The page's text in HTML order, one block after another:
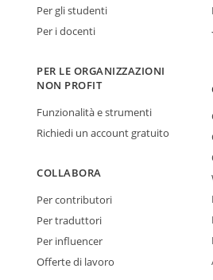
Per gli studenti
Per i docenti
PER LE ORGANIZZAZIONI
NON PROFIT
Funzionalità e strumenti
Richiedi un account gratuito
COLLABORA
Per contributori
Per traduttori
Per influencer
Offerte di lavoro